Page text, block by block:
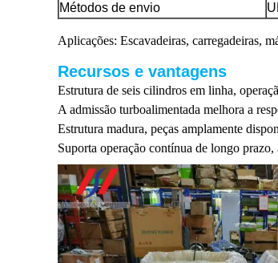
Métodos de envio
Aplicações: Escavadeiras, carregadeiras,
Recursos e vantagens
Estrutura de seis cilindros em linha,
A admissão turboalimentada melhora a
Estrutura madura, peças amplamente
Suporta operação contínua de longo